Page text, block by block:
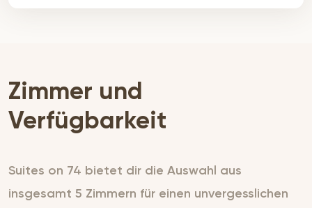
m Rechts abbiegen auf Durban St 450 m An der
Zimmer und
Verfügbarkeit
Suites on 74 bietet dir die Auswahl aus
insgesamt 5 Zimmern für einen unvergesslichen